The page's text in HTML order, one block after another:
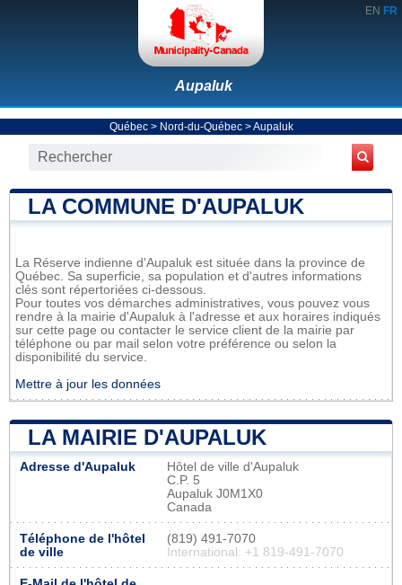
EN FR
Aupaluk
Québec> Nord-du-Québec>Aupaluk
LA COMMUNE D'AUPALUK
La Réserve indienne d'Aupaluk est située dans la province de
Québec. Sa superficie, sa population et d'autres informations
clés sont répertoriées ci-dessous.
Pour toutes vos démarches administratives, vous pouvez vous
rendre à la mairie d'Aupaluk à l'adresse et aux horaires indiqués
sur cette page ou contacter le service client de la mairie par
téléphone ou par mail selon votre préférence ou selon la
disponibilité du service.
Mettre à jour les données
LA MAIRIE D'AUPALUK
Adresse d'Aupaluk
Hôtel de ville d'Aupaluk
C.P. 5
Aupaluk J0M1X0
Canada
Téléphone de l'hôtel
de ville
(819) 491-7070
International: +1 819-491-7070